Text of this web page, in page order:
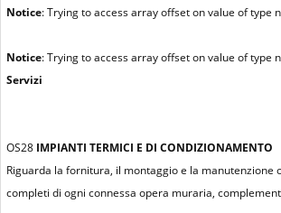
Notice: Trying to access array offset on value of type
Notice: Trying to access array offset on value of type
Servizi
OS28 IMPIANTI TERMICI E DI CONDIZIONAMENTO
Riguarda la fornitura, il montaggio e la
completi di ogni connessa opera muraria,